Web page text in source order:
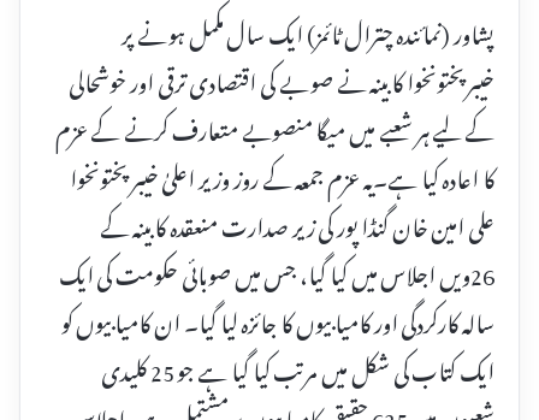
پشاور (نمائندہ چترال ٹائمز) ایک سال مکمل ہونے پر
خیبرپختونخوا کابینہ نے صوبے کی اقتصادی ترقی اور خوشحالی
کے لیے ہر شعبے میں میگا منصوبے متعارف کرنے کے عزم
کا اعادہ کیا ہے۔یہ عزم جمعہ کے روز وزیر اعلیٰ خیبر پختونخوا
علی امین خان گنڈا پور کی زیر صدارت منعقدہ کابینہ کے
26ویں اجلاس میں کیا گیا، جس میں صوبائی حکومت کی ایک
سالہ کارکردگی اور کامیابیوں کا جائزہ لیا گیا۔ ان کامیابیوں کو
ایک کتاب کی شکل میں مرتب کیا گیا ہے جو 25 کلیدی